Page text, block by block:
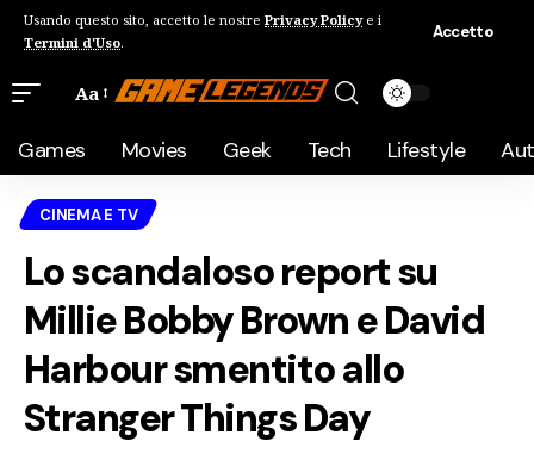
Usando questo sito, accetto le nostre Privacy Policye i
Termini d'Uso.
Accetto
Aa
Games Movies Geek Tech Lifestyle
CINEMA E TV
Lo scandaloso report su
Millie Bobby Brown e David
Harbour smentito allo
Stranger Things Day